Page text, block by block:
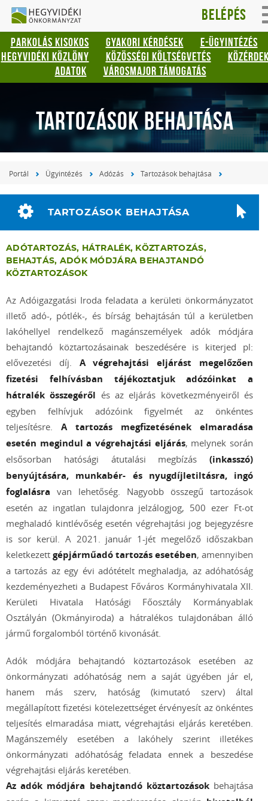
Gyorsbillentyűk
listája
Keresés:
"S"
Bejelentkezés:
Hegyvidéki
Önkormányzat
Belépés
PARKOLÁS KISOKOS GYAKORI KÉRDÉSEK
E-ÜGYINTÉZÉS
HEGYVIDÉKI KÖZLÖNY
KÖZÖSSÉGI KÖLTSÉGVETÉS
ADATOK
VÁROSMAJOR TÁMOGATÁS
TARTOZÁSOK BEHAJTÁSA
Portál Ügyintézés Adózás Tartozások behajtása
TARTOZÁSOK BEHAJTÁSA
ADÓTARTOZÁS, HÁTRALÉK, KÖZTARTOZÁS,
BEHAJTÁS, ADÓK MÓDJÁRA BEHAJTANDÓ
KÖZTARTOZÁSOK
Az Adóigazgatási Iroda feladata a kerületi önkormányzatot
illető adó-, pótlék-, és bírság behajtásán túl a kerületben
lakóhellyel rendelkező magánszemélyek adók módjára
behajtandó köztartozásainak beszedésére is kiterjed pl:
elővezetési díj. A végrehajtási eljárást megelőzően
fizetési felhívásban tájékoztatjuk adózóinkat a
hátralék összegéről és az eljárás következményeiről és
egyben felhívjuk adózóink figyelmét az önkéntes
teljesítésre. A tartozás megfizetésének elmaradása
esetén megindul a végrehajtási eljárás, melynek során
elsősorban hatósági átutalási megbízás (inkasszó)
benyújtására, munkabér- és nyugdíjletiltásra, ingó
foglalásra van lehetőség. Nagyobb összegű tartozások
esetén az ingatlan tulajdonra jelzálogjog, 500 ezer Ft-ot
meghaladó kintlévőség esetén végrehajtási jog bejegyzésre
is sor kerül. A 2021. január 1-jét megelőző időszakban
keletkezett gépjárműadó tartozás esetében, amennyiben
a tartozás az egy évi adótételt meghaladja, az adóhatóság
kezdeményezheti a Budapest Főváros Kormányhivatala XII.
Kerületi Hivatala Hatósági Főosztály Kormányablak
Osztályán (Okmányiroda) a hátralékos tulajdonában álló
jármű forgalomból történő kivonását.
Adók módjára behajtandó köztartozások esetében az
önkormányzati adóhatóság nem a saját ügyében jár el,
hanem más szerv, hatóság (kimutató szerv) által
megállapított fizetési kötelezettséget érvényesít az önkéntes
teljesítés elmaradása miatt, végrehajtási eljárás keretében.
Magánszemély esetében a lakóhely szerint illetékes
önkormányzati adóhatóság feladata ennek a beszedése
végrehajtási eljárás keretében.
Az adók módjára behajtandó köztartozásokbehajtása